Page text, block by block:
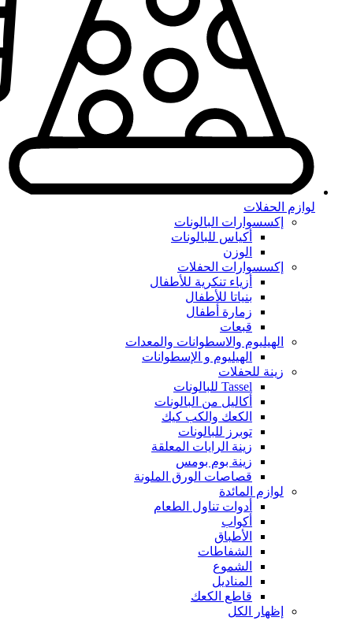
لوازم الحفلات
إكسسوارات البالونات
أكياس للبالونات
الوزن
إكسسوارات الحفلات
أزياء تنكرية للأطفال
بنياتا للأطفال
زمارة أطفال
قبعات
الهيليوم والاسطوانات والمعدات
الهيليوم و الإسطوانات
زينة للحفلات
Tassel للبالونات
أكاليل من البالونات
الكعك والكب كيك
توبرز للبالونات
زينة الرايات المعلقة
زينة بوم بومس
قصاصات الورق الملونة
لوازم المائدة
أدوات تناول الطعام
أكواب
الأطباق
الشفاطات
الشموع
المناديل
قاطع الكعك
إظهار الكل